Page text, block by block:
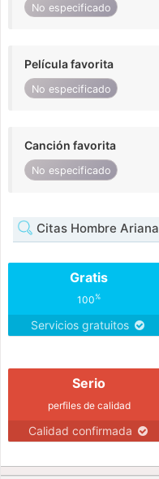
No especificado
Película favorita
No especificado
Canción favorita
No especificado
Citas Hombre Ariana
Gratis
100%
Servicios gratuitos
Serio
perfiles de calidad
Calidad confirmada